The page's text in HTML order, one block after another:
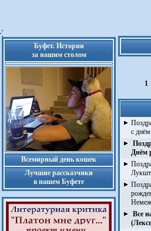
Буфет. Истории
за нашим столом
Всемирный день кошек
Лучшие рассказчики
в нашем Буфете
1
с
Днём
Все